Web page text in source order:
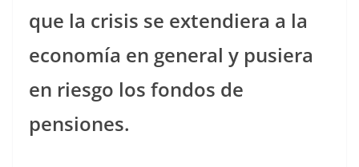
que la crisis se extendiera a la
economía en general y pusiera
en riesgo los fondos de
pensiones.